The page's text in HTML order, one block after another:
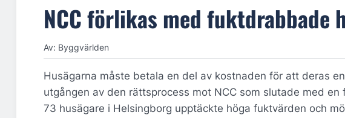
NCC förlikas med fuktdrabbade
Av: Byggvärlden
Husägarna måste betala en del av kostnaden för att deras
utgången av den rättsprocess mot NCC som slutade med en
73 husägare i Helsingborg upptäckte höga fuktvärden och